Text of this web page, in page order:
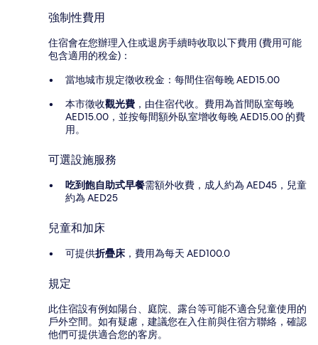
強制性費用
住宿會在您辦理入住或退房手續時收取以下費用 (費用可能
包含適用的稅金)：
當地城市規定徵收稅金：每間住宿每晚 AED15.00
本市徵收觀光費 ，由住宿代收。費用為首間臥室每晚
AED15.00，並按每間額外臥室增收每晚 AED15.00 的費
用。
可選設施服務
吃到飽自助式早餐需額外收費，成人約為 AED45，兒童
約為 AED25
兒童和加床
可提供折疊床 ，費用為每天 AED100.0
規定
此住宿設有例如陽台、庭院、露台等可能不適合兒童使用的
戶外空間。如有疑慮，建議您在入住前與住宿方聯絡，確認
他們可提供適合您的客房。